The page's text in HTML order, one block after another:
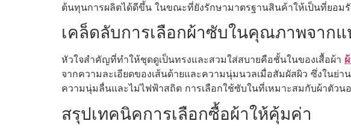
ต้นทุนการผลิตได้ดีขึ้น ในขณะที่ยังรักษามาตรฐานสินค้าให้เป็นที่ยอมรั
เคล็ดลับการเลือกผ้าซับในคุณภาพจาก
หัวใจสำคัญที่ทำให้ชุดดูเป็นทรงและสวมใส่สบายคือชั้นในของเสื้อผ้า
จากความละเอียดของเส้นด้ายและความนุ่มนวลเมื่อสัมผัสผิว ซึ่งในย่
ความนุ่มลื่นและไม่ไฟฟ้าสถิต การเลือกใช้ซับในที่เหมาะสมกับผ้าตัว
สรุปเทคนิคการเลือกซื้อผ้าให้คุ้มค่า